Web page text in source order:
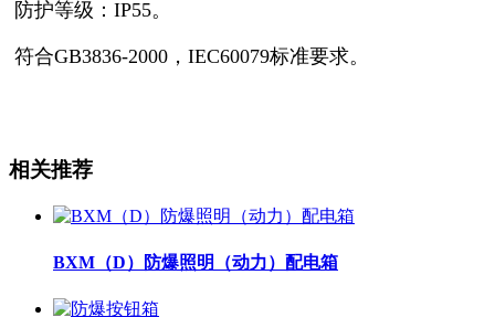
防护等级： IP55。
符合GB3836-2000 ， IEC60079标准要求。
相关推荐
BXM（D）防爆照明（动力）配电箱